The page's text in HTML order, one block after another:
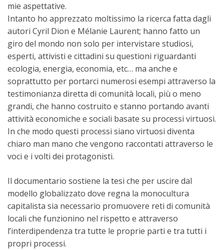
mie aspettative.
Intanto ho apprezzato moltissimo la ricerca fatta dagli
autori Cyril Dion e Mélanie Laurent; hanno fatto un
giro del mondo non solo per intervistare studiosi,
esperti, attivisti e cittadini su questioni riguardanti
ecologia, energia, economia, etc… ma anche e
soprattutto per portarci numerosi esempi attraverso la
testimonianza diretta di comunità locali, più o meno
grandi, che hanno costruito e stanno portando avanti
attività economiche e sociali basate su processi virtuosi.
In che modo questi processi siano virtuosi diventa
chiaro man mano che vengono raccontati attraverso le
voci e i volti dei protagonisti.
Il documentario sostiene la tesi che per uscire dal
modello globalizzato dove regna la monocultura
capitalista sia necessario promuovere reti di comunità
locali che funzionino nel rispetto e attraverso
l’interdipendenza tra tutte le proprie parti e tra tutti i
propri processi.